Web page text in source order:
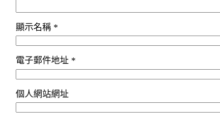
顯示名稱 *
電子郵件地址 *
個人網站網址